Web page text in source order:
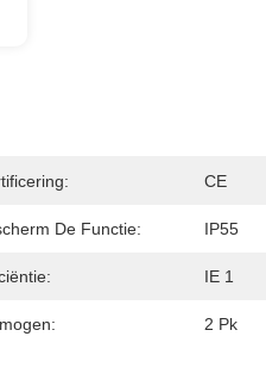
CE
De Functie: IP55
IE 1
2 Pk